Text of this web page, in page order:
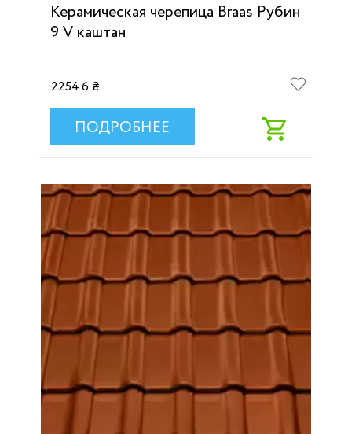
Керамическая черепица Braas Рубин
9 V каштан
2254.6 ₴
ПОДРОБНЕЕ